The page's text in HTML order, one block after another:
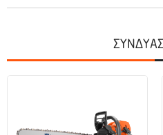
Κατάλληλο για χρήση σε
κινητήρα κατά την αποθήκευση,
χρήσης του μηχανήματος.